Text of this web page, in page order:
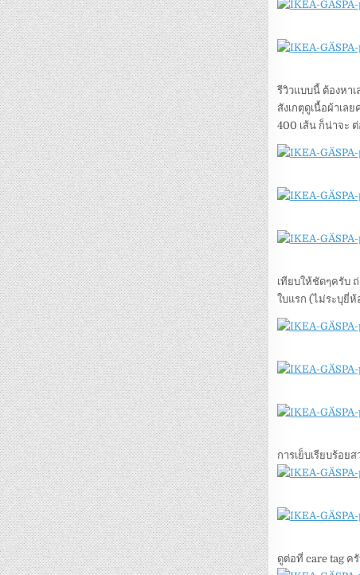
รีวิวแบบนี้ ต้องหา
สังเกตุดูเนื้อผ้าเล
400 เส้น ก็น่าจะ ต่
เทียบให้ชัดๆครับ
ใบแรก (ไม่ระบุยี่ห้
การเย็บเรียบร้อย
ดูต่อที่ care tag ค